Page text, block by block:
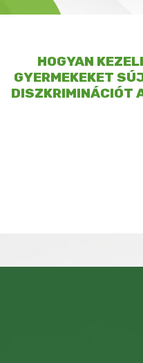
HOGYAN
GYERMEKEKET
DISZKRIMINÁCIÓT